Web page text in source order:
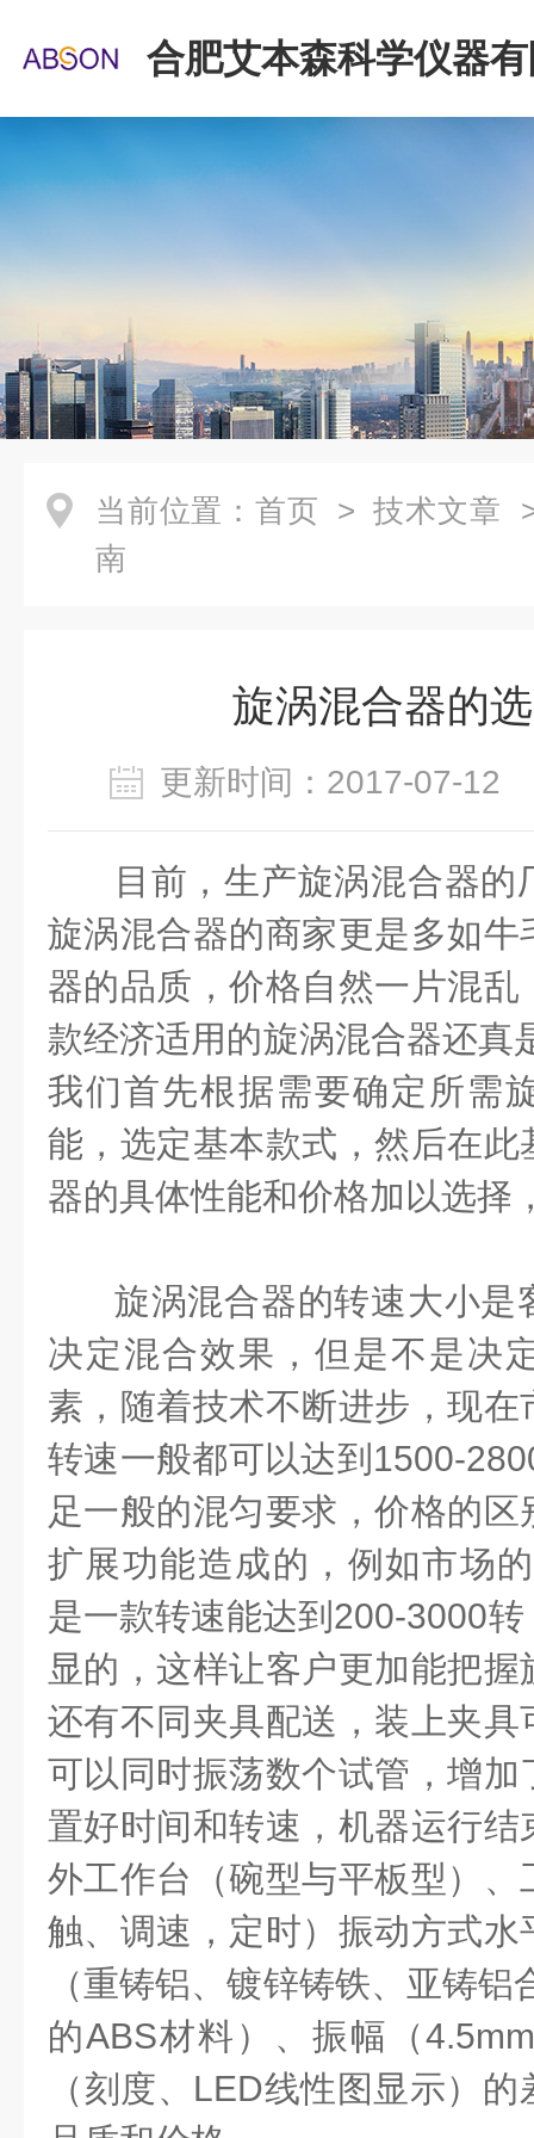
合肥艾本森科学仪器
当前位置： 首页 > 技术文章
南
旋涡混合器的
更新时间：2017-07-
目前，生产旋涡混合器的
旋涡混合器的商家更是多如
器的品质，价格自然一片混
款经济适用的旋涡混合器还真
我们首先根据需要确定所需
能，选定基本款式，然后在
器的具体性能和价格加以选择
旋涡混合器的转速大小是
决定混合效果，但是不是决
素，随着技术不断进步，现
转速一般都可以达到1500-
足一般的混匀要求，价格的
扩展功能造成的，例如市场
是一款转速能达到200-3000
显的，这样让客户更加能把
还有不同夹具配送，装上夹
可以同时振荡数个试管，增
置好时间和转速，机器运行
外工作台（碗型与平板型）
触、调速，定时）振动方式
（重铸铝、镀锌铸铁、亚铸
的ABS材料）、振幅（
（刻度、LED线性图显示）